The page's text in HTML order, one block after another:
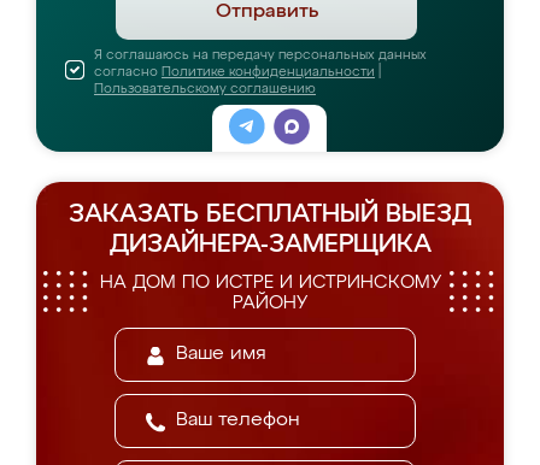
Отправить
Я соглашаюсь на передачу персональных данных
согласно Политике конфиденциальности
Пользовательскому соглашению
ЗАКАЗАТЬ БЕСПЛАТНЫЙ ВЫЕЗД
ДИЗАЙНЕРА-ЗАМЕРЩИКА
НА ДОМ ПО ИСТРЕ И ИСТРИНСКОМУ
РАЙОНУ